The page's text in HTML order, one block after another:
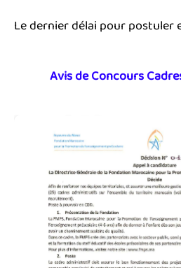
Le dernier délai pour postuler
Avis de Concours